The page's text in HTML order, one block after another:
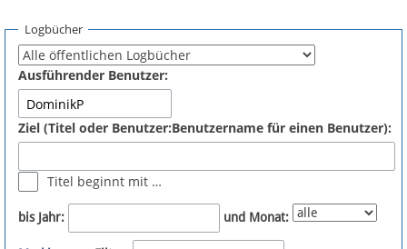
Fördermitglied werden
Fehler melden
Newsletter
Bluesky
Logbücher
Ausführender Benutzer:
Ziel (Titel oder Benutzer:Benutzername für einen Benutzer):
Titel beginnt mit …
bis Jahr: und Monat: